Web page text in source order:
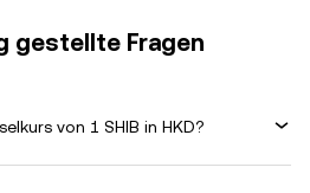
gestellte Fragen
von 1 SHIB in HKD?